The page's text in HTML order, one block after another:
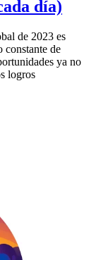
día)
de 2023 es
constante de
ya no
logros